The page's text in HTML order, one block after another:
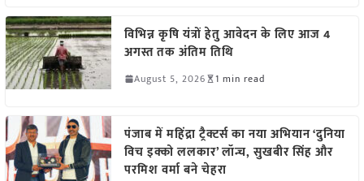
विभिन्न कृषि यंत्रों हेतु आवेदन के लिए आज 4
अगस्त तक अंतिम तिथि
August 5, 2026 1 min read
पंजाब में महिंद्रा ट्रैक्टर्स का नया अभियान ‘दुनिया
विच इक्को ललकार’ लॉन्च, सुखबीर सिंह और
परमिश वर्मा बने चेहरा